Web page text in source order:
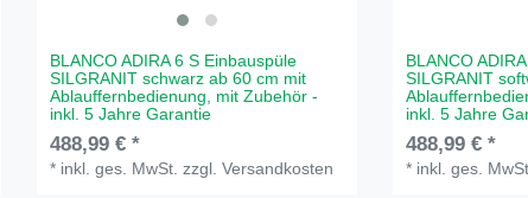
BLANCO ADIRA 6 S Einbauspüle
SILGRANIT schwarz ab 60 cm mit
Ablauffernbedienung, mit Zubehör -
inkl. 5 Jahre Garantie
488,99 € *
* inkl. ges. MwSt. zzgl.Versandkosten
BLANCO
SILGRANIT
inkl. 5 Jahre
488,99 € *
* inkl. ges. MwSt.